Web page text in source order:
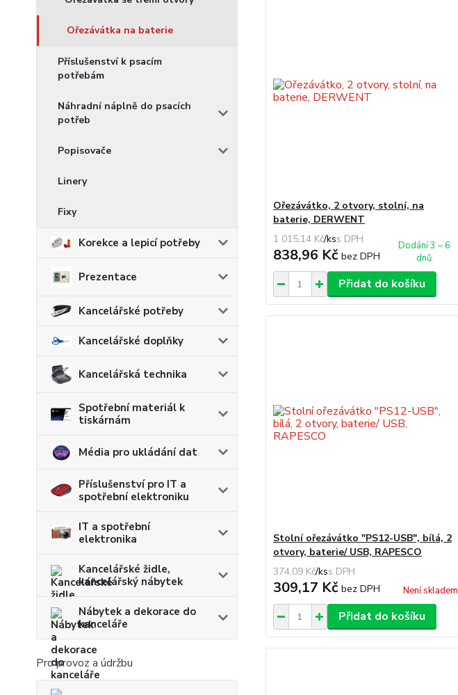
Ořezávátka na baterie
Příslušenství k psacím
potřebám
Náhradní náplně do psacích
potřeb
Popisovače
Linery
Fixy
Korekce a lepicí potřeby
Prezentace
Kancelářské potřeby
Kancelářské doplňky
Kancelářská technika
Spotřební materiál k
tiskárnám
Média pro ukládání dat
Příslušenství pro IT a
spotřební elektroniku
IT a spotřební
elektronika
Kancelářské židle,
kancelářský nábytek
Nábytek a dekorace do
kanceláře
Pro provoz a údržbu
Ořezávátko, 2 otvory, stolní, na
baterie, DERWENT
1 015,14 Kč/ks
838,96 Kč bez DPH
Dodání 3 – 6
dnů
Přidat do košíku
Stolní ořezávátko "PS12-USB", bílá, 2
otvory, baterie/ USB, RAPESCO
374,09 Kč/ks
309,17 Kč bez DPH Není skladem
Přidat do košíku